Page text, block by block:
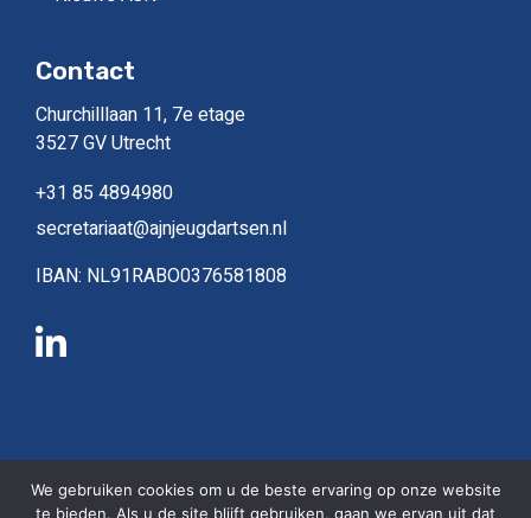
Contact
Churchilllaan 11, 7e etage
3527 GV Utrecht
+31 85 4894980
secretariaat@ajnjeugdartsen.nl
IBAN: NL91RABO0376581808
Copyright © 2026, alle rechten gereserveerd
We gebruiken cookies om u de beste ervaring op onze website
te bieden. Als u de site blijft gebruiken, gaan we ervan uit dat